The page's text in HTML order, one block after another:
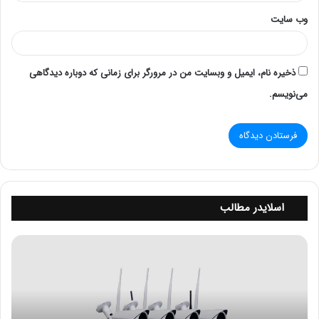
دسترسی داشته باشند و یک سرور SMB این امکان را فراهم می
سرورهای HPE Gen10، به ویژه، دارای بهترین ویژگی های
امنیتی داخلی در صنعت هستند. این تاکید بر امنیت سایبری به
این معنی است که می توانید مطمئن باشید که داده های
حساس شما محافظت می شود، حتی زمانی که کارمندان از راه
سرور HPE ProLiant
سرورهای HPE ProLiant
برخی از قابل اعتمادترین سرورهای
نیز از این قاعده مستثنی نیست.
وب‌ سایت
ذخیره نام، ایمیل و وبسایت من در مرورگر برای زمانی که دوباره دیدگاهی
می‌نویسم.
اسلایدر مطالب
پ